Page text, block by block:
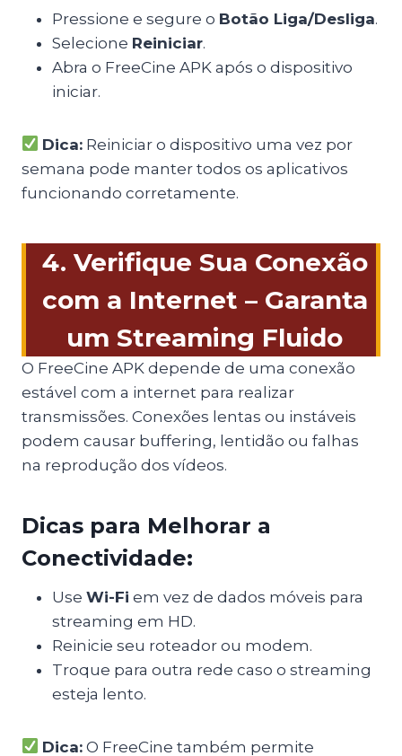
Pressione e segure o Botão Liga/Desliga.
Selecione Reiniciar.
Abra o FreeCine APK após o dispositivo
iniciar.
Dica: Reiniciar o dispositivo uma vez por
semana pode manter todos os aplicativos
funcionando corretamente.
4. Verifique Sua Conexão
com a Internet – Garanta
um Streaming Fluido
O FreeCine APK depende de uma conexão
estável com a internet para realizar
transmissões. Conexões lentas ou instáveis
podem causar buffering, lentidão ou falhas
na reprodução dos vídeos.
Dicas para Melhorar a
Conectividade:
Use Wi-Fi em vez de dados móveis para
streaming em HD.
Reinicie seu roteador ou modem.
Troque para outra rede caso o streaming
esteja lento.
Dica: O FreeCine também permite